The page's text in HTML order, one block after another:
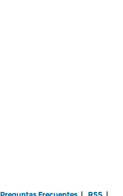
Preguntas Frecuentes | RSS |